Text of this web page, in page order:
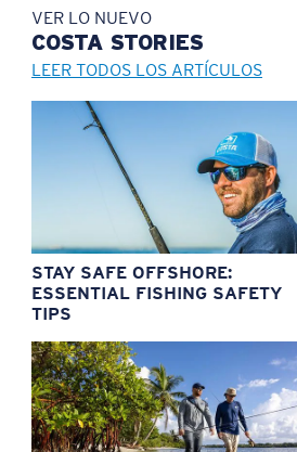
VER LO NUEVO
COSTA STORIES
LEER TODOS LOS ARTÍCULOS
STAY SAFE OFFSHORE:
ESSENTIAL FISHING SAFETY
TIPS